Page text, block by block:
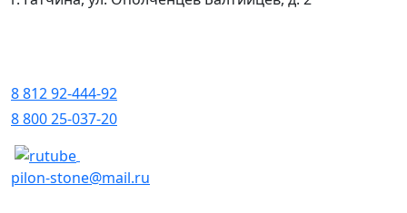
8 812 92-444-92
8 800 25-037-20
pilon-stone@mail.ru